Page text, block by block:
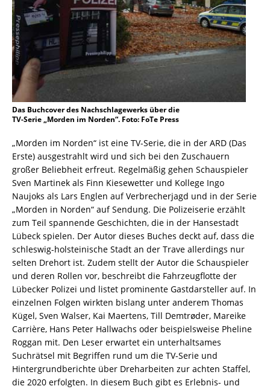
Das Buchcover des Nachschlagewerks über die
TV-Serie „Morden im Norden“. Foto: FoTe Press
„Morden im Norden“ ist eine TV-Serie, die in der ARD (Das
Erste) ausgestrahlt wird und sich bei den Zuschauern
großer Beliebheit erfreut. Regelmäßig gehen Schauspieler
Sven Martinek als Finn Kiesewetter und Kollege Ingo
Naujoks als Lars Englen auf Verbrecherjagd und in der Serie
„Morden in Norden“ auf Sendung. Die Polizeiserie erzählt
zum Teil spannende Geschichten, die in der Hansestadt
Lübeck spielen. Der Autor dieses Buches deckt auf, dass die
schleswig-holsteinische Stadt an der Trave allerdings nur
selten Drehort ist. Zudem stellt der Autor die Schauspieler
und deren Rollen vor, beschreibt die Fahrzeugflotte der
Lübecker Polizei und listet prominente Gastdarsteller auf. In
einzelnen Folgen wirkten bislang unter anderem Thomas
Kügel, Sven Walser, Kai Maertens, Till Demtrøder, Mareike
Carrière, Hans Peter Hallwachs oder beispielsweise Pheline
Roggan mit. Den Leser erwartet ein unterhaltsames
Suchrätsel mit Begriffen rund um die TV-Serie und
Hintergrundberichte über Dreharbeiten zur achten Staffel,
die 2020 erfolgten. In diesem Buch gibt es Erlebnis- und